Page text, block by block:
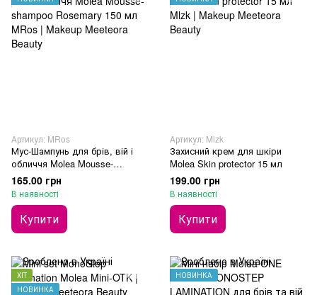
Артикул: MRos
Мус-Шампунь для брів, вій і
обличчя Molea Mousse-
shampoo Rosemary 150 мл
165.00 грн
В наявності
Купити
Артикул: Mlzk
Захисний крем для шкіри
Molea Skin protector 15 мл
199.00 грн
В наявності
Купити
ХІТ
НОВИНКА
НОВИНКА